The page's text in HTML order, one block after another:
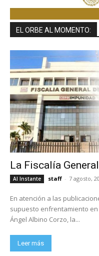
EL ORBE AL MOMENTO:
La Fiscalía
Al Instante staff - 7 agosto,
En atención a las
supuesto enfrentamiento
Ángel Albino Corzo, la...
Leer más